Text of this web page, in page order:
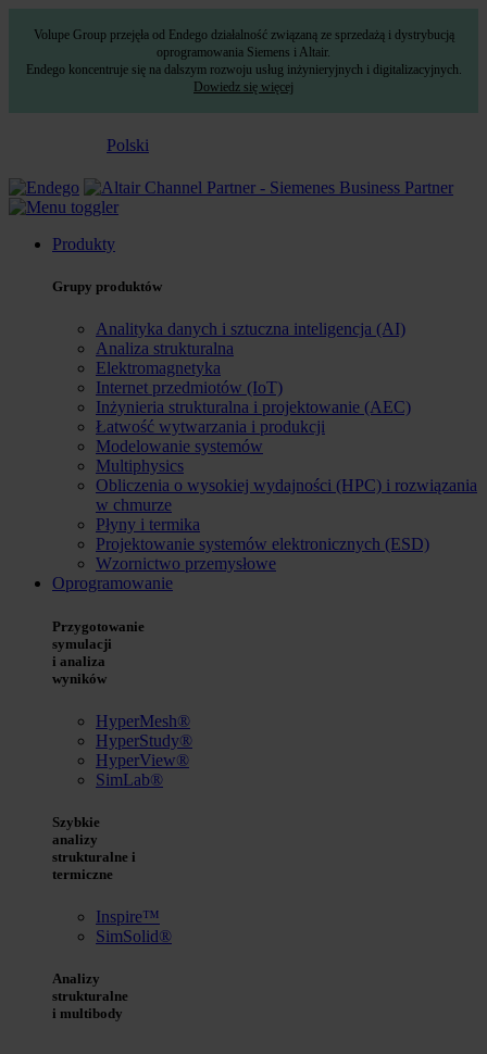
Volupe Group przejęła od Endego działalność związaną ze sprzedażą i dystrybucją
oprogramowania Siemens i Altair.
Endego koncentruje się na dalszym rozwoju usług inżynieryjnych i digitalizacyjnych.
Dowiedz się więcej
Polski
Produkty
Grupy produktów
Analityka danych i sztuczna inteligencja (AI)
Analiza strukturalna
Elektromagnetyka
Internet przedmiotów (IoT)
Inżynieria strukturalna i projektowanie (AEC)
Łatwość wytwarzania i produkcji
Modelowanie systemów
Multiphysics
Obliczenia o wysokiej wydajności (HPC) i rozwiązania
w chmurze
Płyny i termika
Projektowanie systemów elektronicznych (ESD)
Wzornictwo przemysłowe
Oprogramowanie
Przygotowanie
symulacji
i analiza
wyników
HyperMesh®
HyperStudy®
HyperView®
SimLab®
Szybkie
analizy
strukturalne i
termiczne
Inspire™
SimSolid®
Analizy
strukturalne
i multibody